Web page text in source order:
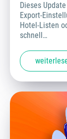
Dieses
Export-
Hotel-Listen
schnell…